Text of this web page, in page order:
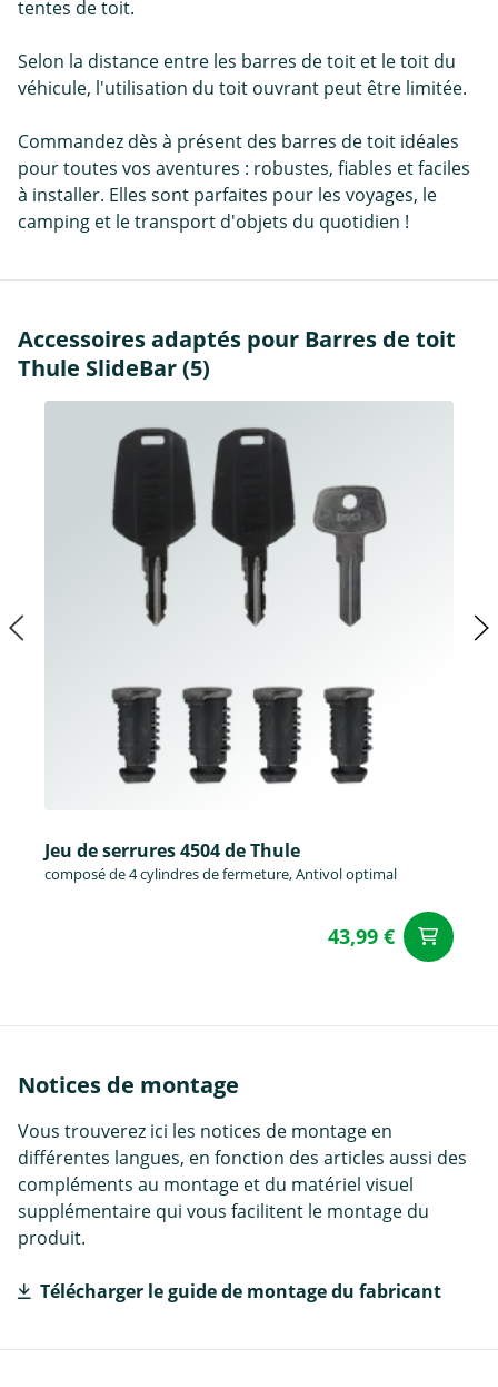
tentes de toit.
Selon la distance entre les barres de toit et le toit du
véhicule, l'utilisation du toit ouvrant peut être limitée.
Commandez dès à présent des barres de toit idéales
pour toutes vos aventures : robustes, fiables et faciles
à installer. Elles sont parfaites pour les voyages, le
camping et le transport d'objets du quotidien !
Accessoires adaptés pour Barres de toit
Thule SlideBar (5)
Jeu de serrures 4504 de Thule
composé de 4 cylindres de fermeture, Antivol optimal
43,99 €
Notices de montage
Vous trouverez ici les notices de montage en
différentes langues, en fonction des articles aussi des
compléments au montage et du matériel visuel
supplémentaire qui vous facilitent le montage du
produit.
Télécharger le guide de montage du fabricant